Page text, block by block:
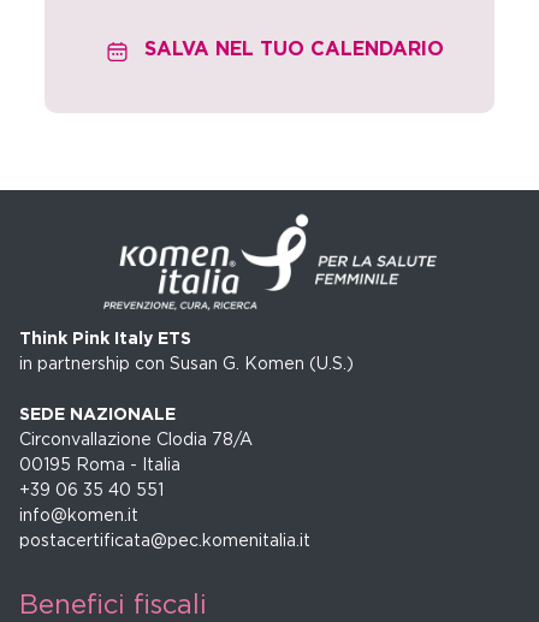
SALVA NEL TUO CALENDARIO
Think Pink Italy ETS
in partnership con Susan G. Komen (U.S.)
SEDE NAZIONALE
Circonvallazione Clodia 78/A
00195 Roma - Italia
+39 06 35 40 551
info@komen.it
postacertificata@pec.komenitalia.it
Benefici fiscali